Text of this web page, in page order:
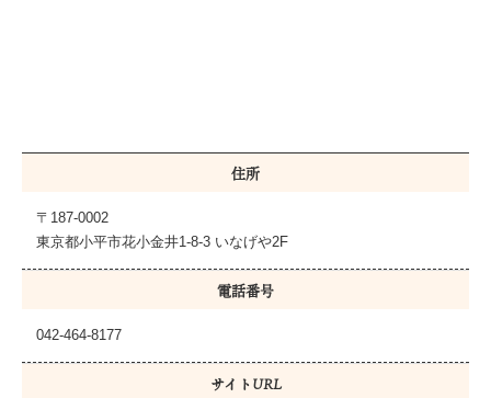
住所
〒187-0002
東京都小平市花小金井1-8-3 いなげや2F
電話番号
042-464-8177
サイトURL